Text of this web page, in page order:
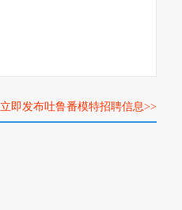
立即发布吐鲁番模特招聘信息>>